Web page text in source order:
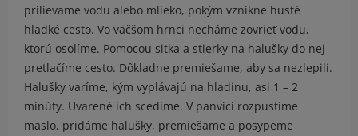
prilievame vodu alebo mlieko, pokým vznikne husté
hladké cesto. Vo väčšom hrnci necháme zovrieť vodu,
ktorú osolíme. Pomocou sitka a stierky na halušky do nej
pretlačíme cesto. Dôkladne premiešame, aby sa nezlepili.
Halušky varíme, kým vyplávajú na hladinu, asi 1 – 2
minúty. Uvarené ich scedíme. V panvici rozpustíme
maslo, pridáme halušky, premiešame a posypeme